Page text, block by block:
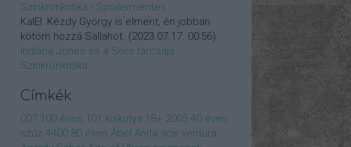
Szinkronkritika - Spoilermentes
KalEl: Kézdy György is elment, én jobban
kötöm hozzá Sallahot. (2023.07.17. 00:56)
Indiana Jones és a Sors tárcsája -
Szinkronkritika
Címkék
007 100 éves 101 kiskutya 18+ 2005 40 éves
szűz 4400 80 éves Ábel Anita ace ventura